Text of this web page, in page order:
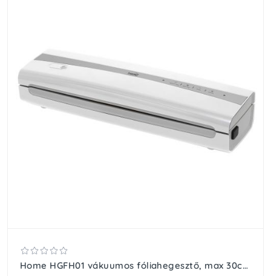
Home HGFH01 vákuumos fóliahegesztő, max 30cm hosszú és 2mm széles hegesztés, -0,8bar, 100W, vákuumcsővel, mini fóliavágóval